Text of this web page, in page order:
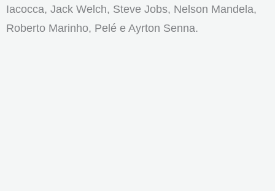
Iacocca, Jack Welch, Steve Jobs, Nelson Mandela,
Roberto Marinho, Pelé e Ayrton Senna.